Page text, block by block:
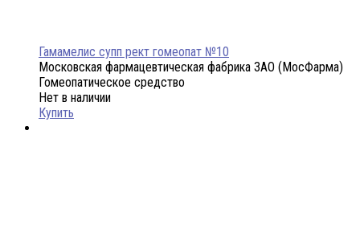
Гамамелис супп рект гомеопат №10
Московская фармацевтическая фабрика ЗАО (МосФарма)
Гомеопатическое средство
Нет в наличии
Купить